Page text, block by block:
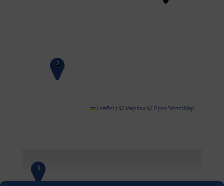
2
Leaflet | © Mapbox © OpenStreetMap
1